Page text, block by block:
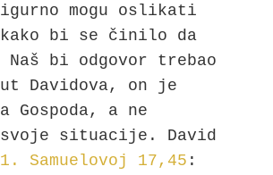
mogu oslikati
bi se činilo da
bi odgovor trebao
Davidova, on je
Gospoda, a ne
situacije. David
1. Samuelovoj 17,45 :